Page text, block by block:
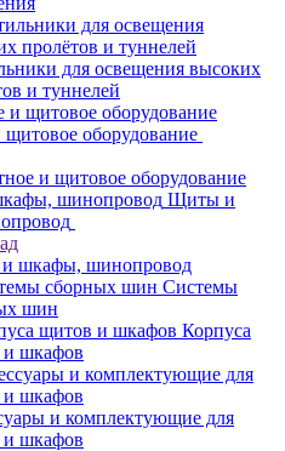
для освещения высоких
и туннелей
оборудование
и щитовое оборудование
Щиты и
шкафы, шинопровод
Системы
шин
Корпуса
шкафов
и комплектующие для
шкафов